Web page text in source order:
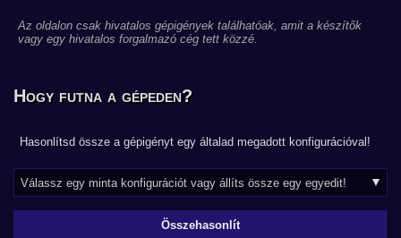
Az oldalon csak hivatalos gépigények találhatóak, amit a készítők
vagy egy hivatalos forgalmazó cég tett közzé.
Hogy futna a gépeden?
Hasonlítsd össze a gépigényt egy általad megadott konfigurációval!